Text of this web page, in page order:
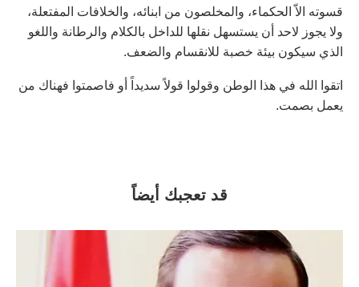
قسوته الاّ الحكماء، والمخلصون من ابنائه، والخلافات المفتعلة،
ولا يجوز لاحد أن يستسهل نقلها للداخل بالكلام والرطانة واللغو
الذي سيكون بيئة خصبة للانقسام والضعف.
اتقوا الله في هذا الوطن وقولوا قولاً سديداً أو فاصمتوا فهناك من
يعمل بصمت.
قد تعجبك أيضاً